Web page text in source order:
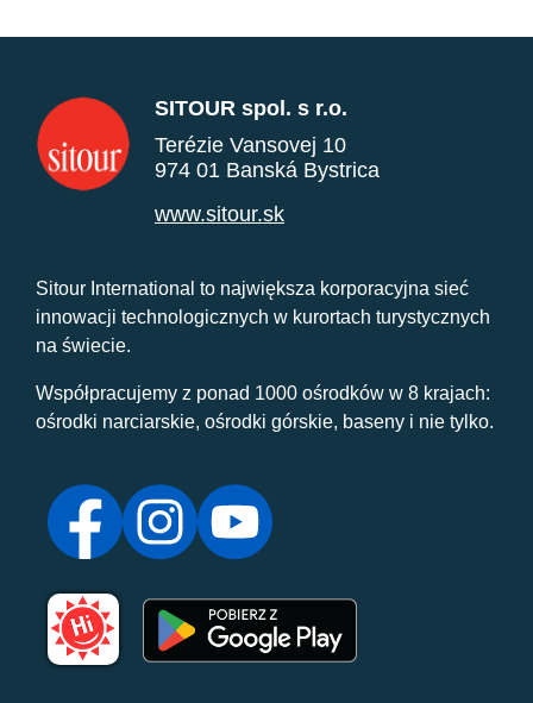
SITOUR spol. s r.o.
Terézie Vansovej 10
974 01 Banská Bystrica
www.sitour.sk
Sitour International to największa korporacyjna sieć
innowacji technologicznych w kurortach turystycznych
na świecie.
Współpracujemy z ponad 1000 ośrodków w 8 krajach:
ośrodki narciarskie, ośrodki górskie, baseny i nie tylko.